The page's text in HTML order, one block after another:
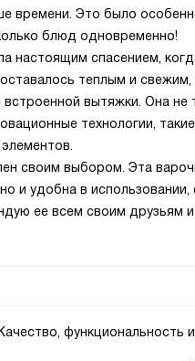
времени. Это было
блюд одновременно!
настоящим спасением,
теплым и свежим,
встроенной вытяжки. Она
технологии,
своим выбором. Эта
и удобна в
ее всем своим друзьям
функциональность